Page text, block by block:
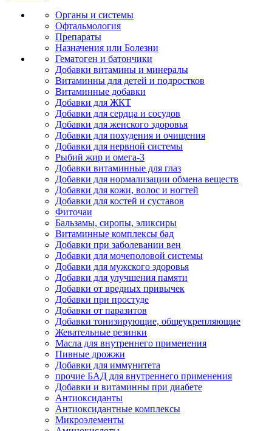
Органы и системы
Офтальмология
Препараты
Назначения или Болезни
Гематоген и батончики
Добавки витамины и минералы
Витаминны для детей и подростков
Витаминные добавки
Добавки для ЖКТ
Добавки для сердца и сосудов
Добавки для женского здоровья
Добавки для похудения и очищения
Добавки для нервной системы
Рыбий жир и омега-3
Добавки витаминные для глаз
Добавки для нормализации обмена веществ
Добавки для кожи, волос и ногтей
Добавки для костей и суставов
Фиточаи
Бальзамы, сиропы, эликсиры
Витаминные комплексы бад
Добавки при заболевании вен
Добавки для мочеполовой системы
Добавки для мужского здоровья
Добавки для улучшения памяти
Добавки от вредных привычек
Добавки при простуде
Добавки от паразитов
Добавки тонизирующие, общеукрепляющие
Жевательные резинки
Масла для внутреннего применения
Пивные дрожжи
Добавки для иммунитета
прочие БАД для внутреннего применения
Добавки и витаминны при диабете
Антиоксиданты
Антиоксидантные комплексы
Микроэлементы